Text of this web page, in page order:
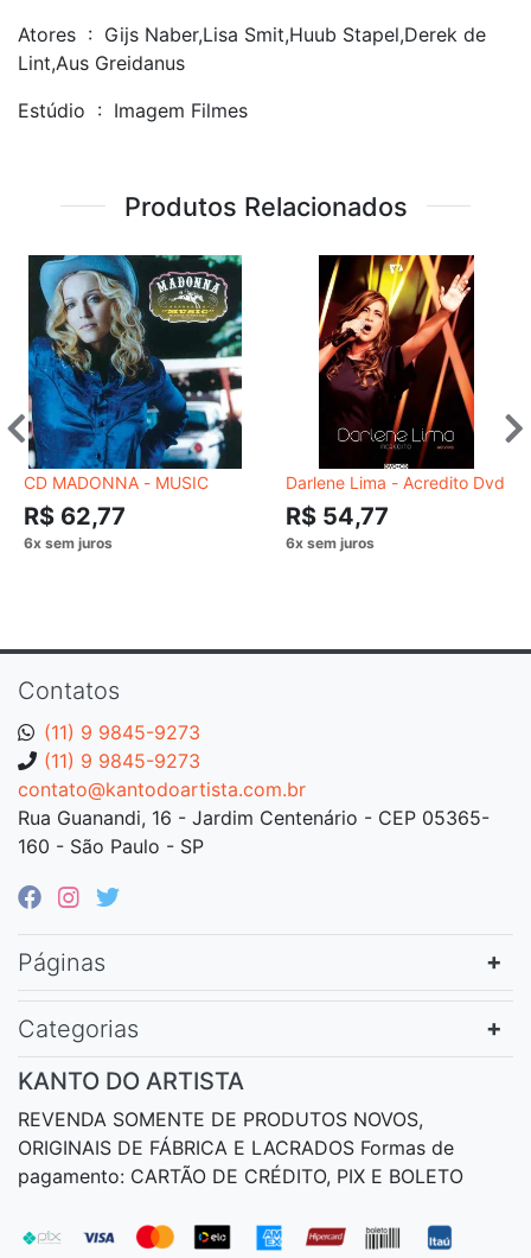
Atores ‏ : ‎ Gijs Naber,Lisa Smit,Huub Stapel,Derek de
Lint,Aus Greidanus
Estúdio ‏ : ‎ Imagem Filmes
Produtos Relacionados
CD MADONNA - MUSIC
R$ 62,77
Darlene Lima - Acredito Dvd
R$ 54,77
Contatos
(11) 9 9845-9273
(11) 9 9845-9273
contato@kantodoartista.com.br
Rua Guanandi, 16 - Jardim Centenário - CEP 05365-
160 - São Paulo - SP
Páginas
Categorias
KANTO DO ARTISTA
REVENDA SOMENTE DE PRODUTOS NOVOS,
ORIGINAIS DE FÁBRICA E LACRADOS Formas de
pagamento: CARTÃO DE CRÉDITO, PIX E BOLETO